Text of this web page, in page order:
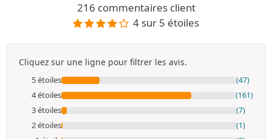
216 commentaires client
4 sur 5 étoiles
Cliquez sur une ligne pour filtrer les avis.
5 étoiles (47)
4 étoiles (161)
3 étoiles (7)
2 étoiles (1)